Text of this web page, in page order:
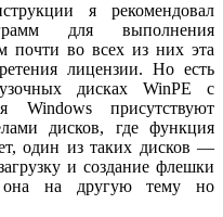
я рекомендовал
для выполнения
почти во всех из них эта
лицензии. Но есть
дисках WinPE с
Windows присутствуют
дисков, где функция
один из таких дисков —
и создание флешки
на другую тему но